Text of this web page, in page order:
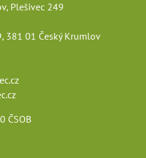
Plešivec 249
381 01 Český Krumlov
ČSOB